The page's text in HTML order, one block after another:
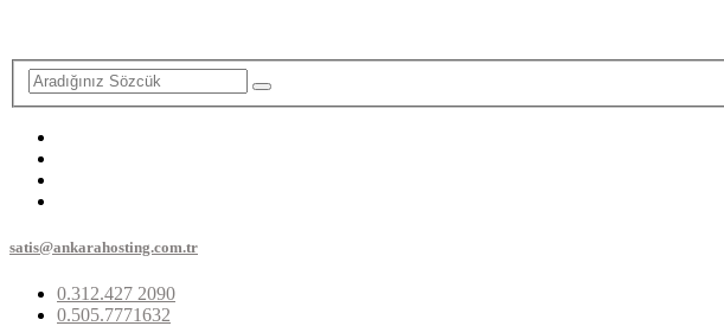
satis@ankarahosting.com.tr
0.312.427 2090
0.505.7771632